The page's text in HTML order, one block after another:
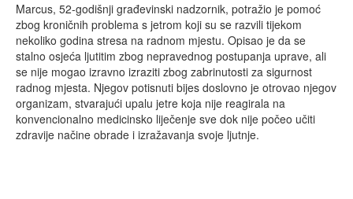
Marcus, 52-godišnji građevinski nadzornik, potražio je pomoć
zbog kroničnih problema s jetrom koji su se razvili tijekom
nekoliko godina stresa na radnom mjestu. Opisao je da se
stalno osjeća ljutitim zbog nepravednog postupanja uprave, ali
se nije mogao izravno izraziti zbog zabrinutosti za sigurnost
radnog mjesta. Njegov potisnuti bijes doslovno je otrovao njegov
organizam, stvarajući upalu jetre koja nije reagirala na
konvencionalno medicinsko liječenje sve dok nije počeo učiti
zdravije načine obrade i izražavanja svoje ljutnje.